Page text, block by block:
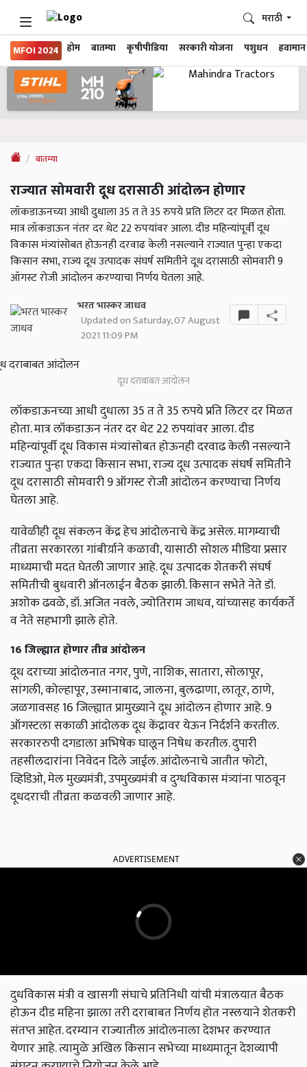
MFOI 2024 होम बातम्या कृषीपीडिया सरकारी योजना पशुधन हवामान
मराठी
बातम्या
राज्यात सोमवारी दूध दरासाठी आंदोलन होणार
लॉकडाऊनच्या आधी दुधाला 35 त ते 35 रुपये प्रति लिटर दर मिळत होता.
मात्र लॉकडाऊन नंतर दर थेट 22 रुपयांवर आला. दीड महिन्यांपूर्वी दूध
विकास मंत्र्यांसोबत होऊनही दरवाढ केली नसल्याने राज्यात पुन्हा एकदा
किसान सभा, राज्य दूध उत्पादक संघर्ष समितीने दूध दरासाठी सोमवारी 9
ऑगस्ट रोजी आंदोलन करण्याचा निर्णय घेतला आहे.
भरत भास्कर जाधव
Updated on Saturday, 07 August
2021 11:09 PM
दूध दराबाबत आंदोलन
लॉकडाऊनच्या आधी दुधाला 35 त ते 35 रुपये प्रति लिटर दर मिळत
होता. मात्र लॉकडाऊन नंतर दर थेट 22 रुपयांवर आला. दीड
महिन्यांपूर्वी दूध विकास मंत्र्यांसोबत होऊनही दरवाढ केली नसल्याने
राज्यात पुन्हा एकदा किसान सभा, राज्य दूध उत्पादक संघर्ष समितीने
दूध दरासाठी सोमवारी 9 ऑगस्ट रोजी आंदोलन करण्याचा निर्णय
घेतला आहे.
यावेळीही दूध संकलन केंद्र हेच आंदोलनाचे केंद्र असेल. मागम्याची
तीव्रता सरकारला गांबीर्य़ाने कळावी, यासाठी सोशल मीडिया प्रसार
माध्यमाची मदत घेतली जाणार आहे. दूध उत्पादक शेतकरी संघर्ष
समितीची बुधवारी ऑनलाईन बैठक झाली. किसान सभेते नेते डॉ.
अशोक ढवळे, डॉ. अजित नवले, ज्योतिराम जाधव, यांच्यासह कार्यकर्ते
व नेते सहभागी झाले होते.
16 जिल्ह्यात होणार तीव्र आंदोलन
दूध दराच्या आंदोलनात नगर, पुणे, नाशिक, सातारा, सोलापूर,
सांगली, कोल्हापूर, उस्मानाबाद, जालना, बुलढाणा, लातूर, ठाणे,
जळगावसह 16 जिल्ह्यात प्रामुख्याने दूध आंदोलन होणार आहे. 9
ऑगस्टला सकाळी आंदोलक दूध केंद्रावर येऊन निर्दर्शने करतील.
सरकाररुपी दगडाला अभिषेक घालून निषेध करतील. दुपारी
तहसीलदारांना निवेदन दिले जाईल. आंदोलनाचे जातीत फोटो,
व्हिडिओ, मेल मुख्यमंत्री, उपमुख्यमंत्री व दुग्धविकास मंत्र्यांना पाठवून
दूधदराची तीव्रता कळवली जाणार आहे.
ADVERTISEMENT
दुधविकास मंत्री व खासगी संघाचे प्रतिनिधी यांची मंत्रालयात बैठक
होऊन दीड महिना झाला तरी दराबाबत निर्णय होत नस्लयाने शेतकरी
संतप्त आहेत. दरम्यान राज्यातील आंदोलनाला देशभर करण्यात
येणार आहे. त्यामुळे अखिल किसान सभेच्या माध्यमातून देशव्यापी